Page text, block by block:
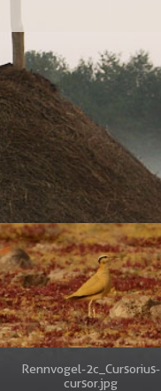
Rennvogel-2c_Cursorius-
cursor.jpg